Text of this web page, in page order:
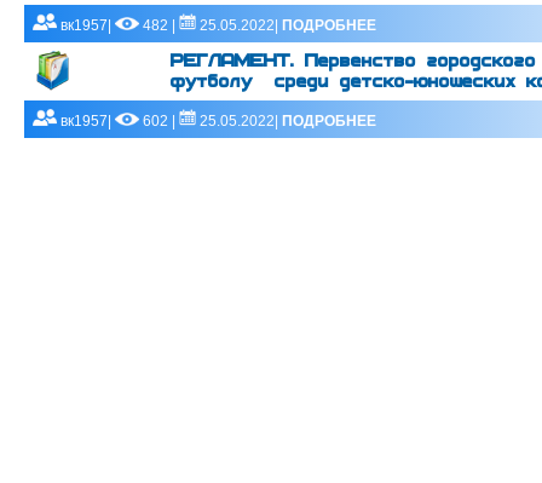
вк1957| 482 | 25.05.2022| ПОДРОБНЕЕ
РЕГЛАМЕНТ. Первенство
футболу среди детско-юношеских
вк1957| 602 | 25.05.2022| ПОДРОБНЕЕ